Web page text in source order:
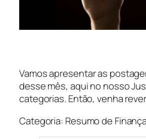
Vamos apresentar as
desse mês, aqui no nosso
categorias. Então, venha
Categoria: Resumo de